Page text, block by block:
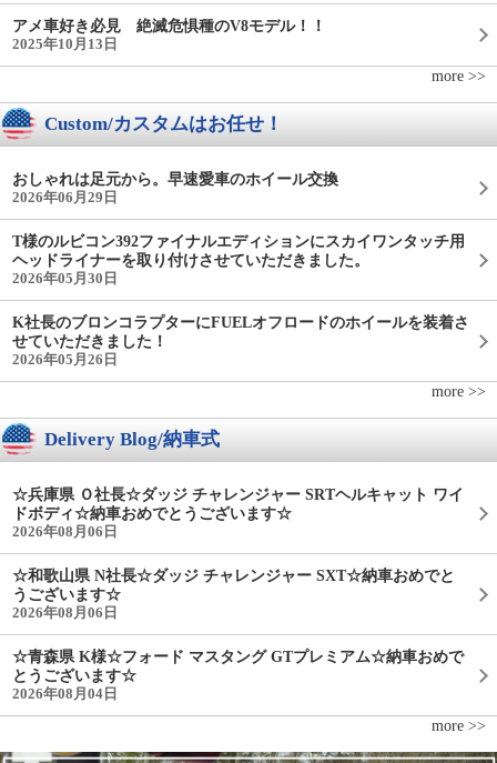
アメ車好き必見 絶滅危惧種のV8モデル！！
2025年10月13日
more >>
Custom/カスタムはお任せ！
おしゃれは足元から。早速愛車のホイール交換
2026年06月29日
T様のルビコン392ファイナルエディションにスカイワンタッチ用
ヘッドライナーを取り付けさせていただきました。
2026年05月30日
K社長のブロンコラプターにFUELオフロードのホイールを装着さ
せていただきました！
2026年05月26日
more >>
Delivery Blog/納車式
☆兵庫県 Ｏ社長☆ダッジ チャレンジャー SRTヘルキャット ワイ
ドボディ☆納車おめでとうございます☆
2026年08月06日
☆和歌山県 N社長☆ダッジ チャレンジャー SXT☆納車おめでと
うございます☆
2026年08月06日
☆青森県 K様☆フォード マスタング GTプレミアム☆納車おめで
とうございます☆
2026年08月04日
more >>